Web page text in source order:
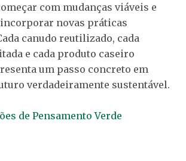
com mudanças viáveis e
novas práticas
canudo reutilizado, cada
e cada produto caseiro
um passo concreto em
verdadeiramente sustentável.
de Pensamento Verde